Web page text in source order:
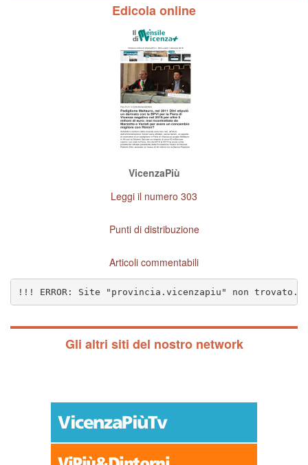
Edicola online
VicenzaPiù
Leggi il numero 303
Punti di distribuzione
Articoli commentabili
!!! ERROR: Site "provincia.vicenzapiu" non trovato.
Gli altri siti del nostro network